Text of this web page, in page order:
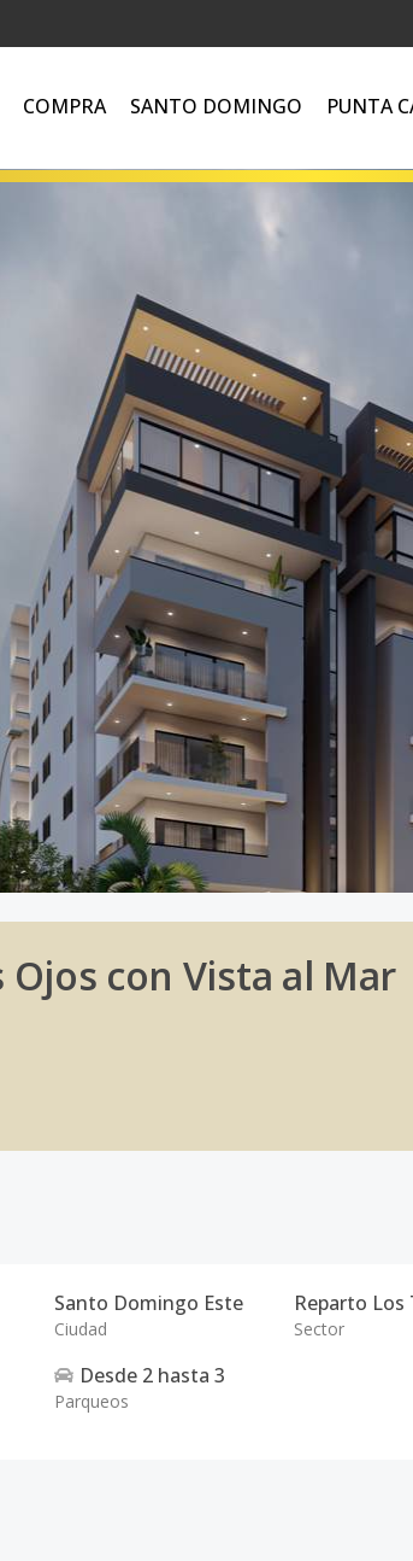
COMPRA SANTO DOMINGO PUNTA
con Vista al Mar
Santo Domingo Este
Ciudad
Reparto Los
Sector
Desde 2 hasta 3
Parqueos